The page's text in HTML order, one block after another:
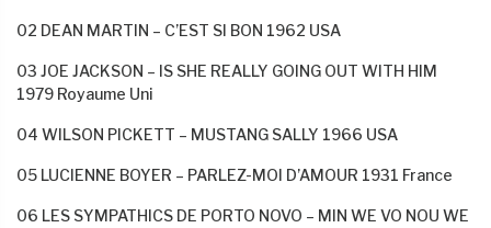
02 DEAN MARTIN – C’EST SI BON 1962 USA
03 JOE JACKSON – IS SHE REALLY GOING OUT WITH HIM
1979 Royaume Uni
04 WILSON PICKETT – MUSTANG SALLY 1966 USA
05 LUCIENNE BOYER – PARLEZ-MOI D’AMOUR 1931 France
06 LES SYMPATHICS DE PORTO NOVO – MIN WE VO NOU WE